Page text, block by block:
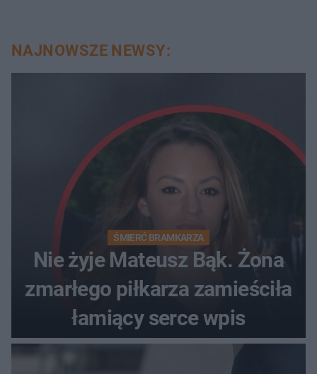
NAJNOWSZE NEWSY:
ŚMIERĆ BRAMKARZA
Nie żyje Mateusz Bąk. Żona
zmarłego piłkarza zamieściła
łamiący serce wpis